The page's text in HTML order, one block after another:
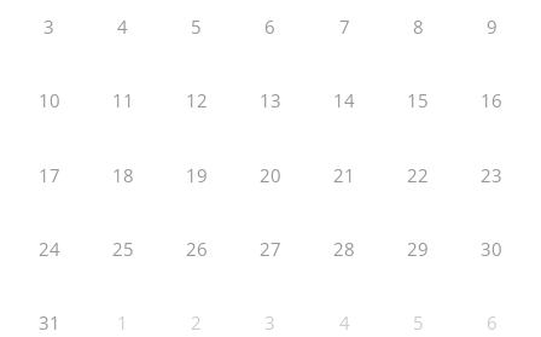
3 4 5 6 7 8 9
10 11 12 13 14 15 16
17 18 19 20 21 22 23
24 25 26 27 28 29 30
31 1 2 3 4 5 6